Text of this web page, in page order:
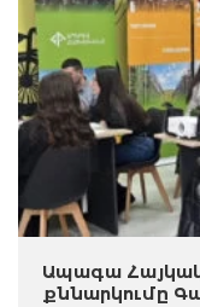
Ապագա
քննարկումը